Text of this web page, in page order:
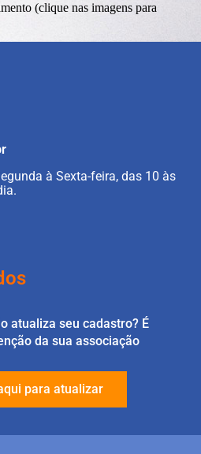
(clique nas imagens para
à Sexta-feira, das 10 às
atualiza seu cadastro? É
da sua associação
para atualizar